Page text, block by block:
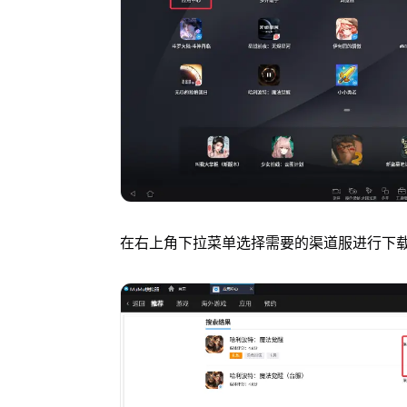
在右上角下拉菜单选择需要的渠道服进行下